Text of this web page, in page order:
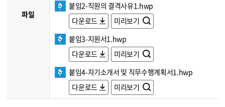
파일
붙임2-직원의 결격사유1.hwp
다운로드
미리보기
붙임3-지원서1.hwp
다운로드
미리보기
붙임4-자기소개서 및 직무수행계획서1.hwp
다운로드
미리보기